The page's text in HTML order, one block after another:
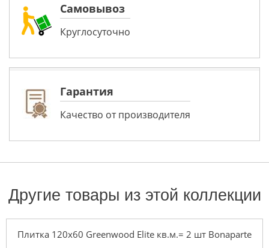
Самовывоз
Круглосуточно
Гарантия
Качество от производителя
Другие товары из этой коллекции
Плитка 120x60 Greenwood Elite кв.м.= 2 шт Bonaparte